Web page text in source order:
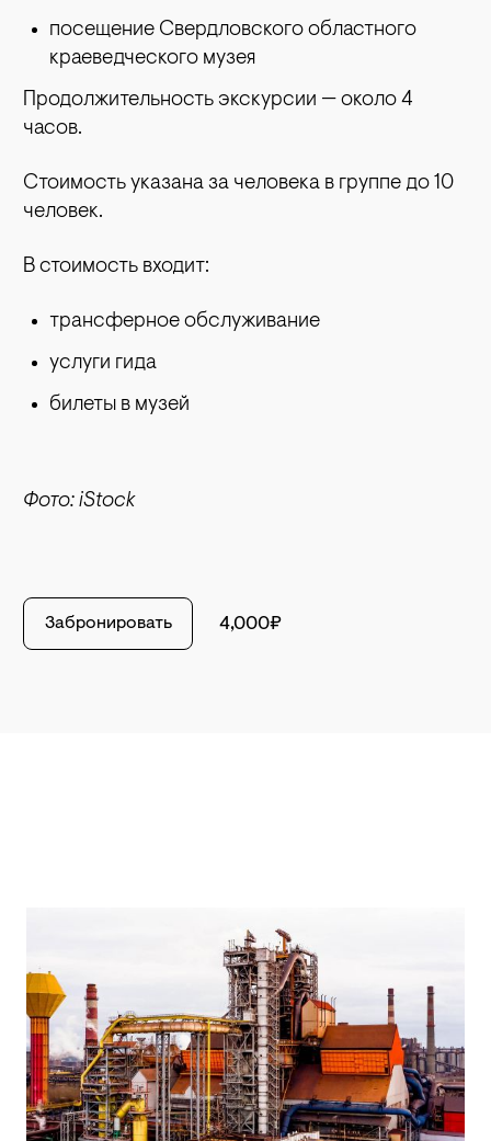
посещение Свердловского областного
краеведческого музея
Продолжительность экскурсии — около 4
часов.
Стоимость указана за человека в группе до 10
человек.
В стоимость входит:
трансферное обслуживание
услуги гида
билеты в музей
Фото: iStock
Забронировать 4,000₽